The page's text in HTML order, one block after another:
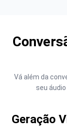
Vá além da
seu
Geração